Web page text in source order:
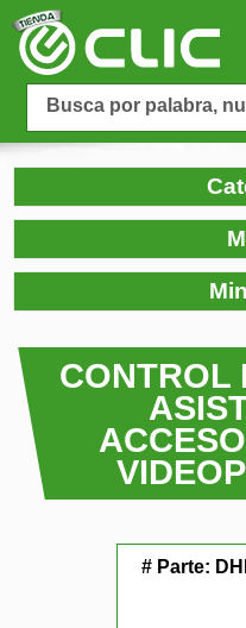
CONTROL
# Parte: